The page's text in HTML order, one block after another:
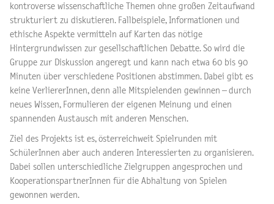
kontroverse wissenschaftliche Themen ohne großen Zeitaufwand
strukturiert zu diskutieren. Fallbeispiele, Informationen und
ethische Aspekte vermitteln auf Karten das nötige
Hintergrundwissen zur gesellschaftlichen Debatte. So wird die
Gruppe zur Diskussion angeregt und kann nach etwa 60 bis 90
Minuten über verschiedene Positionen abstimmen. Dabei gibt es
keine VerliererInnen, denn alle Mitspielenden gewinnen – durch
neues Wissen, Formulieren der eigenen Meinung und einen
spannenden Austausch mit anderen Menschen.
Ziel des Projekts ist es, österreichweit Spielrunden mit
SchülerInnen aber auch anderen Interessierten zu organisieren.
Dabei sollen unterschiedliche Zielgruppen angesprochen und
KooperationspartnerInnen für die Abhaltung von Spielen
gewonnen werden.